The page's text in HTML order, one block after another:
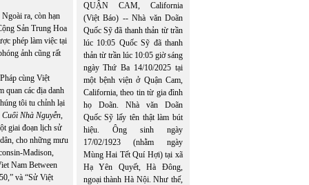
ra, còn hạn
Sản Trung Hoa
phép làm việc tại
ảnh cũng rất
cùng Việt
quan các địa danh
tôi tu chỉnh lại
Cuối Nhà Nguyễn,
giai đoạn lịch sử
cho những mưu
Madison,
Nam Between
và “Sử Việt
QUẬN CAM, California
(Việt Báo) -- Nhà văn Doãn
Quốc Sỹ đã thanh thản từ trần
lúc 10:05 Quốc Sỹ đã thanh
thản từ trần lúc 10:05 giờ sáng
ngày Thứ Ba 14/10/2025 tại
một bệnh viện ở Quận Cam,
California, theo tin từ gia đình
họ Doãn. Nhà văn Doãn
Quốc Sỹ lấy tên thật làm bút
hiệu. Ông sinh ngày
17/02/1923 (nhằm ngày
Mùng Hai Tết Quí Hợi) tại xã
Hạ Yên Quyết, Hà Đông,
ngoại thành Hà Nội. Như thế,